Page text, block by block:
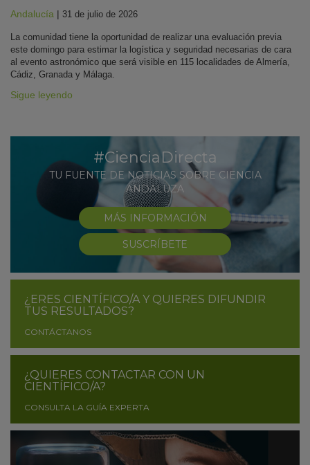
Andalucía | 31 de julio de 2026
La comunidad tiene la oportunidad de realizar una evaluación previa
este domingo para estimar la logística y seguridad necesarias de cara
al evento astronómico que será visible en 115 localidades de Almería,
Cádiz, Granada y Málaga.
Sigue leyendo
#CienciaDirecta
TU FUENTE DE NOTICIAS SOBRE CIENCIA
ANDALUZA
MÁS INFORMACIÓN
SUSCRÍBETE
¿ERES CIENTÍFICO/A Y QUIERES DIFUNDIR
TUS RESULTADOS?
CONTÁCTANOS
¿QUIERES CONTACTAR CON UN
CIENTÍFICO/A?
CONSULTA LA GUÍA EXPERTA